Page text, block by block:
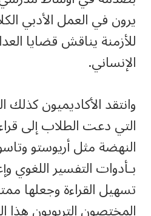
يرون في العمل الأدبي
للأزمنة يناقش قضايا
الإنساني.
وانتقد الأكاديميون كذلك
التي دعت الطلاب إلى
النهضة مثل أريوستو
بـأدوات التفسير اللغوي
تسهيل القراءة وجعلها